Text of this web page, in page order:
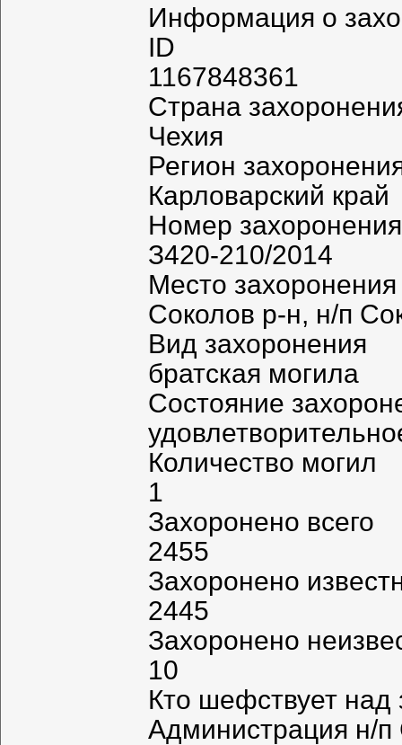
Информация о
ID
1167848361
Страна
Чехия
Регион
Карловарский край
Номер
З420-210/2014
Место захоронения
Соколов р-н, н/п
Вид захоронения
братская могила
Состояние
Количество могил
1
Захоронено всего
2455
Захоронено
2445
Захоронено
10
Кто шефствует над
Администрация н/п